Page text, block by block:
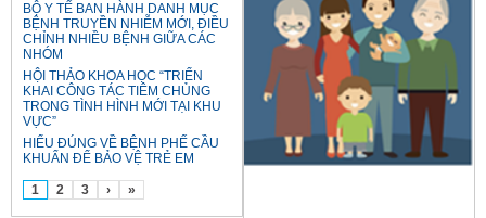
BỘ Y TẾ BAN HÀNH DANH MỤC
BỆNH TRUYỀN NHIỄM MỚI, ĐIỀU
CHỈNH NHIỀU BỆNH GIỮA CÁC
NHÓM
HỘI THẢO KHOA HỌC “TRIỂN
KHAI CÔNG TÁC TIÊM CHỦNG
TRONG TÌNH HÌNH MỚI TẠI KHU
VỰC”
HIỂU ĐÚNG VỀ BỆNH PHẾ CẦU
KHUẨN ĐỂ BẢO VỆ TRẺ EM
1 2 3 › »